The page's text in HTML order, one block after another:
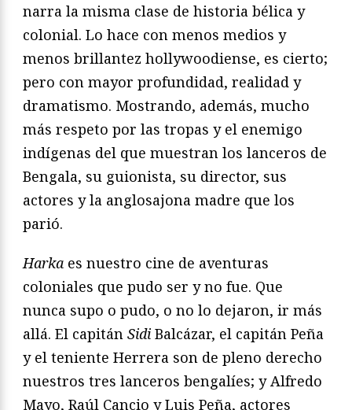
narra la misma clase de historia bélica y
colonial. Lo hace con menos medios y
menos brillantez hollywoodiense, es cierto;
pero con mayor profundidad, realidad y
dramatismo. Mostrando, además, mucho
más respeto por las tropas y el enemigo
indígenas del que muestran los lanceros de
Bengala, su guionista, su director, sus
actores y la anglosajona madre que los
parió.
Harka es nuestro cine de aventuras
coloniales que pudo ser y no fue. Que
nunca supo o pudo, o no lo dejaron, ir más
allá. El capitán Sidi Balcázar, el capitán Peña
y el teniente Herrera son de pleno derecho
nuestros tres lanceros bengalíes; y Alfredo
Mayo, Raúl Cancio y Luis Peña, actores